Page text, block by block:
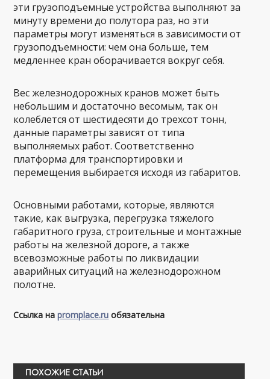
эти грузоподъемные устройства выполняют за
минуту времени до полутора раз, но эти
параметры могут изменяться в зависимости от
грузоподъемности: чем она больше, тем
медленнее кран оборачивается вокруг себя.
Вес железнодорожных кранов может быть
небольшим и достаточно весомым, так он
колеблется от шестидесяти до трехсот тонн,
данные параметры зависят от типа
выполняемых работ. Соответственно
платформа для транспортировки и
перемещения выбирается исходя из габаритов.
Основными работами, которые, являются
такие, как выгрузка, перегрузка тяжелого
габаритного груза, строительные и монтажные
работы на железной дороге, а также
всевозможные работы по ликвидации
аварийных ситуаций на железнодорожном
полотне.
Ссылка наpromplace.ru обязательна
ПОХОЖИЕ СТАТЬИ